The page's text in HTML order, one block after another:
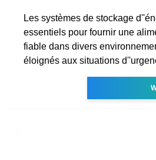
Les systèmes de stockage
essentiels pour fournir une
fiable dans divers
éloignés aux situations